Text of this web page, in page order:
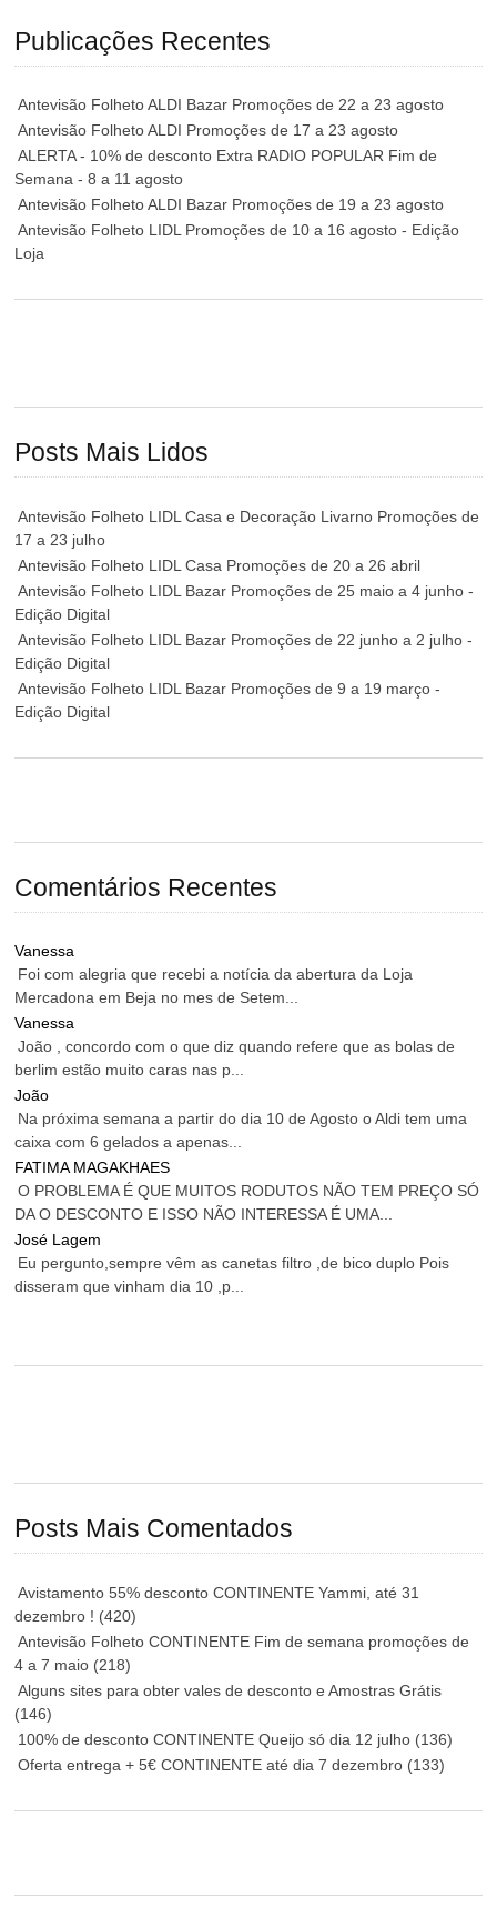
Publicações Recentes
Antevisão Folheto ALDI Bazar Promoções de 22 a 23 agosto
Antevisão Folheto ALDI Promoções de 17 a 23 agosto
ALERTA - 10% de desconto Extra RADIO POPULAR Fim de
Semana - 8 a 11 agosto
Antevisão Folheto ALDI Bazar Promoções de 19 a 23 agosto
Antevisão Folheto LIDL Promoções de 10 a 16 agosto - Edição
Loja
Posts Mais Lidos
Antevisão Folheto LIDL Casa e Decoração Livarno Promoções de
17 a 23 julho
Antevisão Folheto LIDL Casa Promoções de 20 a 26 abril
Antevisão Folheto LIDL Bazar Promoções de 25 maio a 4 junho -
Edição Digital
Antevisão Folheto LIDL Bazar Promoções de 22 junho a 2 julho -
Edição Digital
Antevisão Folheto LIDL Bazar Promoções de 9 a 19 março -
Edição Digital
Comentários Recentes
Vanessa
Foi com alegria que recebi a notícia da abertura da Loja
Mercadona em Beja no mes de Setem...
Vanessa
João , concordo com o que diz quando refere que as bolas de
berlim estão muito caras nas p...
João
Na próxima semana a partir do dia 10 de Agosto o Aldi tem uma
caixa com 6 gelados a apenas...
FATIMA MAGAKHAES
O PROBLEMA É QUE MUITOS RODUTOS NÃO TEM PREÇO SÓ
DA O DESCONTO E ISSO NÃO INTERESSA É UMA...
José Lagem
Eu pergunto,sempre vêm as canetas filtro ,de bico duplo Pois
disseram que vinham dia 10 ,p...
Posts Mais Comentados
Avistamento 55% desconto CONTINENTE Yammi, até 31
dezembro ! (420)
Antevisão Folheto CONTINENTE Fim de semana promoções de
4 a 7 maio (218)
Alguns sites para obter vales de desconto e Amostras Grátis
(146)
100% de desconto CONTINENTE Queijo só dia 12 julho (136)
Oferta entrega + 5€ CONTINENTE até dia 7 dezembro (133)